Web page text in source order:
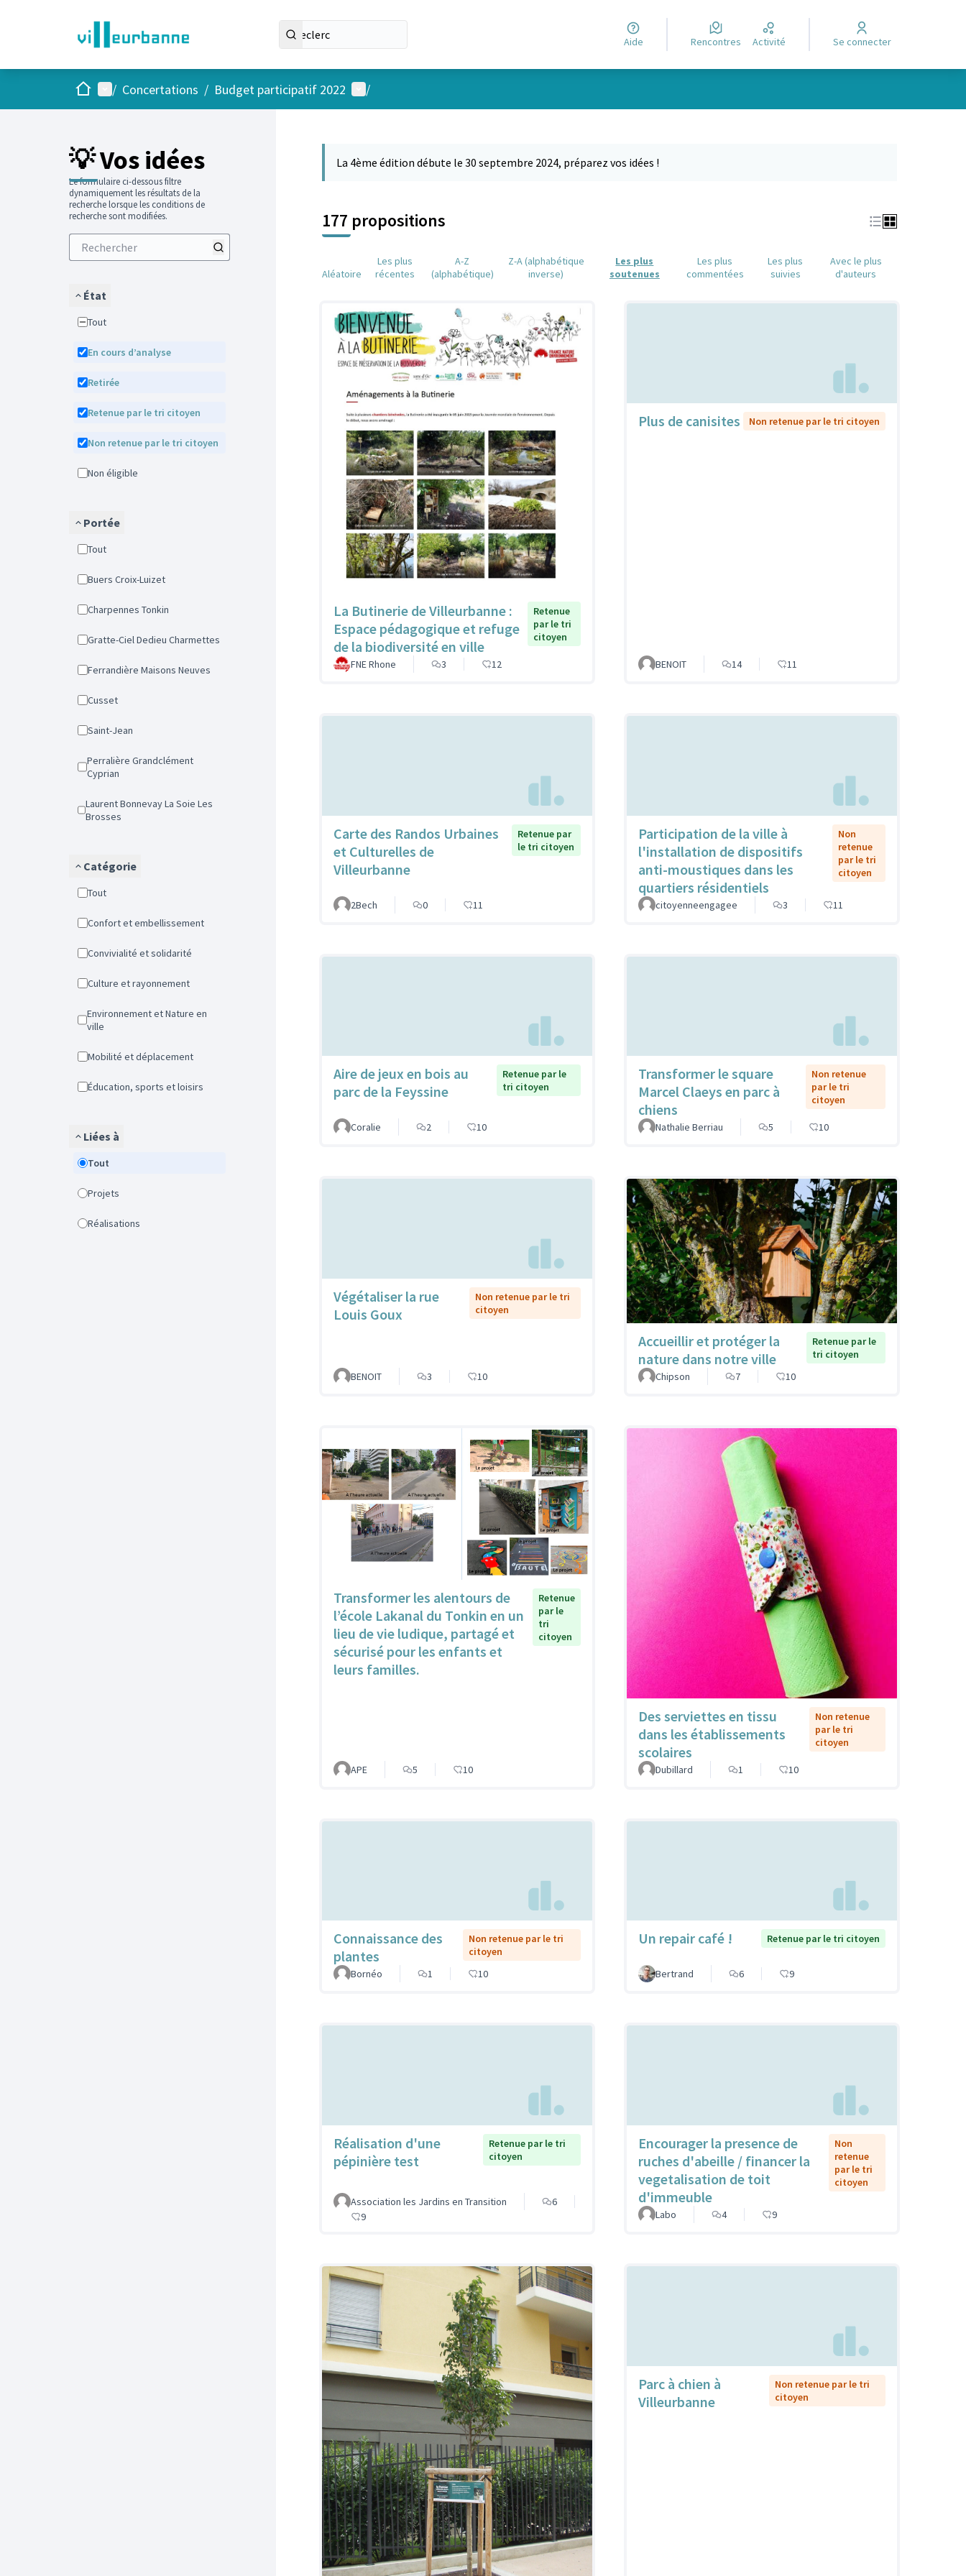
Aide Rencontres Activité Se connecter
AccueilMenu principal
/ Concertations / Budget participatif 2022 Menu utilisateur
/
💡 Vos idées
Le formulaire ci-dessous filtre
dynamiquement les résultats de la
recherche lorsque les conditions de
recherche sont modifiées.
État
Tout
En cours d’analyse
Retirée
Retenue par le tri citoyen
Non retenue par le tri citoyen
Non éligible
Portée
Tout
Buers Croix-Luizet
Charpennes Tonkin
Gratte-Ciel Dedieu Charmettes
Ferrandière Maisons Neuves
Cusset
Saint-Jean
Perralière Grandclément
Cyprian
Laurent Bonnevay La Soie Les
Brosses
Catégorie
Tout
Confort et embellissement
Convivialité et solidarité
Culture et rayonnement
Environnement et Nature en
ville
Mobilité et déplacement
Éducation, sports et loisirs
Liées à
Tout
Projets
Réalisations
La 4ème édition débute le 30 septembre 2024, préparez vos idées !
177 propositions
Aléatoire
Les plus
récentes
A-Z
(alphabétique)
Z-A (alphabétique
inverse)
Les plus
soutenues
Les plus
commentées
Les plus
suivies
Avec le plus
d'auteurs
La Butinerie de Villeurbanne :
Espace pédagogique et refuge
de la biodiversité en ville
Retenue
par le tri
citoyen
FNE Rhone 3 12
Plus de canisites Non retenue par le tri citoyen
BENOIT 14 11
Carte des Randos Urbaines
et Culturelles de
Villeurbanne
Retenue par
le tri citoyen
2Bech 0 11
Participation de la ville à
l'installation de dispositifs
anti-moustiques dans les
quartiers résidentiels
Non
retenue
par le tri
citoyen
citoyenneengagee 3 11
Aire de jeux en bois au
parc de la Feyssine
Retenue par le
tri citoyen
Coralie 2 10
Transformer le square
Marcel Claeys en parc à
chiens
Non retenue
par le tri
citoyen
Nathalie Berriau 5 10
Végétaliser la rue
Louis Goux
Non retenue par le tri
citoyen
BENOIT 3 10
Accueillir et protéger la
nature dans notre ville
Retenue par le
tri citoyen
Chipson
7 10
Transformer les alentours de
l’école Lakanal du Tonkin en un
lieu de vie ludique, partagé et
sécurisé pour les enfants et
leurs familles.
Retenue
par le
tri
citoyen
APE 5 10
Des serviettes en tissu
dans les établissements
scolaires
Non retenue
par le tri
citoyen
Dubillard 1 10
Connaissance des
plantes
Non retenue par le tri
citoyen
Bornéo
1 10
Un repair café ! Retenue par le tri citoyen
Bertrand 6 9
Réalisation d'une
pépinière test
Retenue par le tri
citoyen
Association les Jardins en Transition
6
9
Encourager la presence de
ruches d'abeille / financer la
vegetalisation de toit
d'immeuble
Non
retenue
par le tri
citoyen
Labo 4 9
Parc à chien à
Villeurbanne
Non retenue par le tri
citoyen